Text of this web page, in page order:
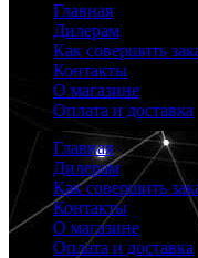
Главная
Дилерам
Как совершить
Контакты
О магазине
Оплата и доставка
Главная
Дилерам
Как совершить
Контакты
О магазине
Оплата и доставка